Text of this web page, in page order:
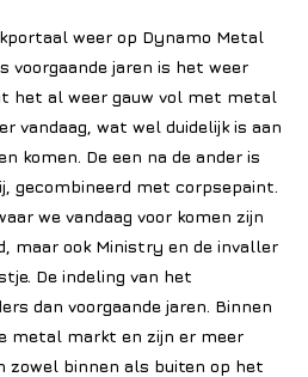
weer op Dynamo Metal
voorgaande jaren is het weer
het al weer gauw vol met metal
vandaag, wat wel duidelijk is aan
komen. De een na de ander is
gecombineerd met corpsepaint.
we vandaag voor komen zijn
maar ook Ministry en de invaller
De indeling van het
dan voorgaande jaren. Binnen
metal markt en zijn er meer
zowel binnen als buiten op het